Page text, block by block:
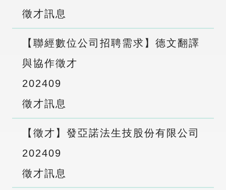
徵才訊息
【聯經數位公司招聘需求】德文翻譯
與協作徵才
202409
徵才訊息
【徵才】發亞諾法生技股份有限公司
202409
徵才訊息